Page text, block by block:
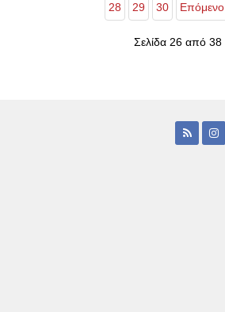
28 29 30 Επόμενο
Σελίδα 26 από 38